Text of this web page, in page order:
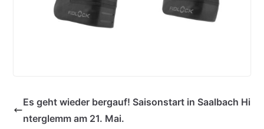
Es geht wieder bergauf! Saisonstart in Saalbach Hi
nterglemm am 21. Mai.